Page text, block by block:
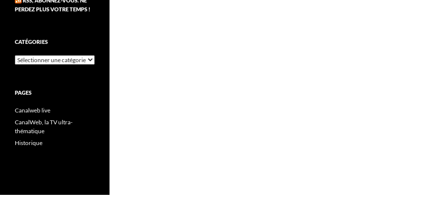
PERDEZ PLUS VOTRE TEMPS !
CATÉGORIES
Catégories
PAGES
Canalweb live
CanalWeb, la TV ultra-
thématique
Historique